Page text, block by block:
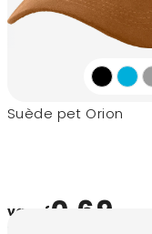
Suède pet Orion
vanaf0,69